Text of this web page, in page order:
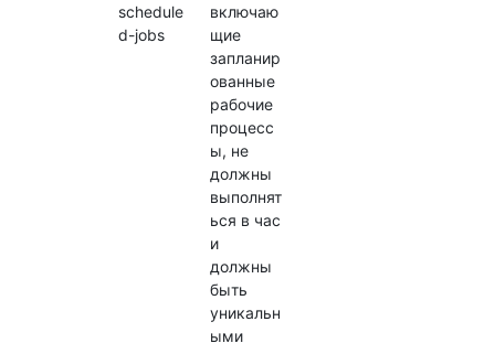
schedule
d-jobs
включаю
щие
запланир
ованные
рабочие
процесс
ы, не
должны
выполнят
ься в час
и
должны
быть
уникальн
ыми